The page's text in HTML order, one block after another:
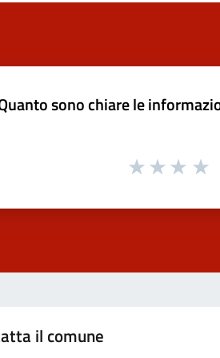
sono chiare le
il comune